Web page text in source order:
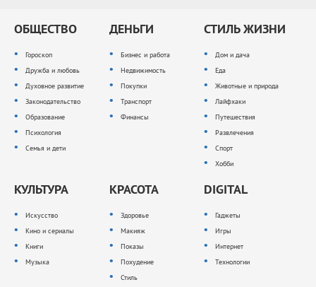
ОБЩЕСТВО
Гороскоп
Дружба и любовь
Духовное развитие
Законодательство
Образование
Психология
Семья и дети
ДЕНЬГИ
Бизнес и работа
Недвижимость
Покупки
Транспорт
Финансы
СТИЛЬ ЖИЗНИ
Дом и дача
Еда
Животные и природа
Лайфхаки
Путешествия
Развлечения
Спорт
Хобби
КУЛЬТУРА
Искусство
Кино и сериалы
Книги
Музыка
КРАСОТА
Здоровье
Макияж
Показы
Похудение
Стиль
DIGITAL
Гаджеты
Игры
Интернет
Технологии